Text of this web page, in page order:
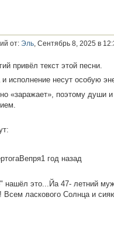
от: Эль, Сентябрь 8, 2025 в
привёл текст этой песни.
исполнение несут особую
«заражает», поэтому души
1 год назад
нашёл это...Йа 47- летний
Всем ласкового Солнца и